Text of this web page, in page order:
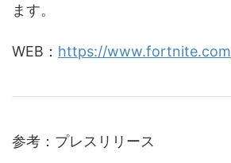
ます。
WEB： https://www.fortnite.com
参考：プレスリリース